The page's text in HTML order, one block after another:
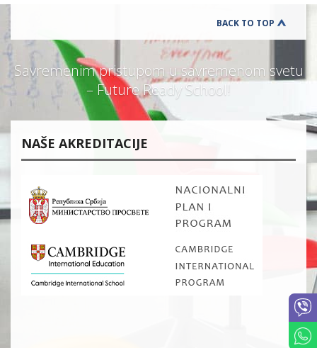
BACK TO TOP
Savremenim pristupom u savremenom svetu
– Future Ready School!
NAŠE AKREDITACIJE